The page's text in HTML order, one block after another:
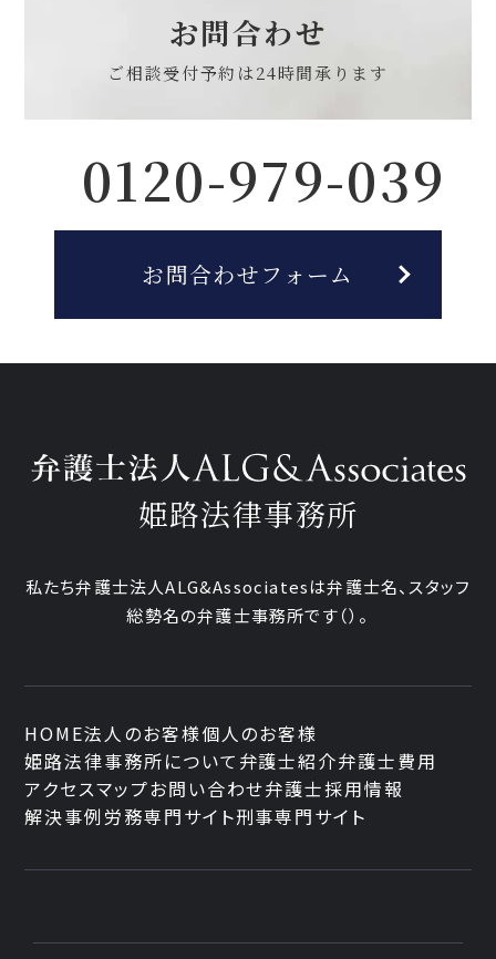
お問合わせ
ご相談受付予約は24時間承ります
0120-979-039
お問合わせフォーム
姫路法律事務所
私たち弁護士法人ALG&Associatesは弁護士名、 スタッフ
総勢名の弁護士事務所です（）。
HOME法人のお客様個人のお客様
姫路法律事務所について 弁護士紹介弁護士費用
アクセスマップお問い合わせ弁護士採用情報
解決事例労務専門サイト刑事専門サイト